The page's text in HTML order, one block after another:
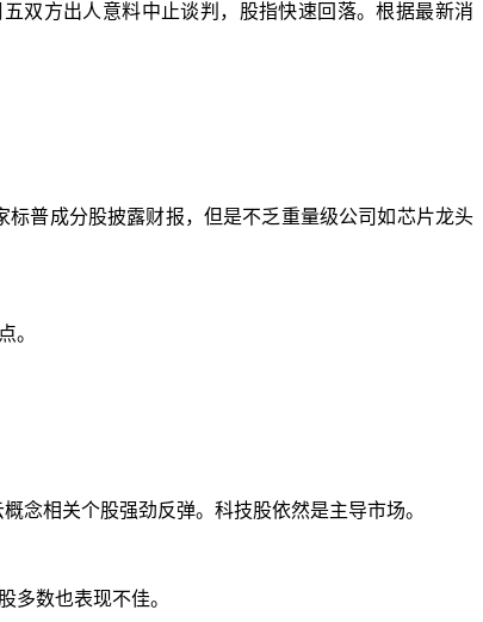
双方出人意料中止谈判，股指快速回落。根据最新消
标普成分股披露财报，但是不乏重量级公司如芯片龙头
。
念相关个股强劲反弹。科技股依然是主导市场。
多数也表现不佳。